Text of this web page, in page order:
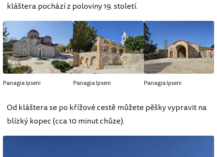
kláštera pochází z poloviny 19. století.
Panagia Ipseni Panagia Ipseni Panagia Ipseni
Od kláštera se po křížové cestě můžete pěšky vypravit na
blízký kopec (cca 10 minut chůze).